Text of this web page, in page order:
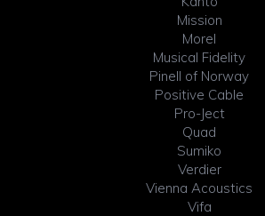
Mission
Morel
Musical Fidelity
Pinell of Norway
Positive Cable
Pro-Ject
Quad
Sumiko
Verdier
Vienna Acoustics
Vifa